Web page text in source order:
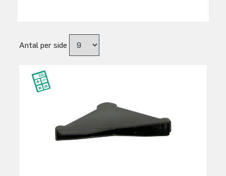
Antal per side